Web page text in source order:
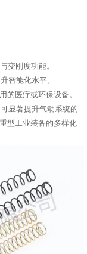
变刚度功能。
智能化水平。
的医疗或环保设备。
显著提升气动系统的
型工业装备的多样化